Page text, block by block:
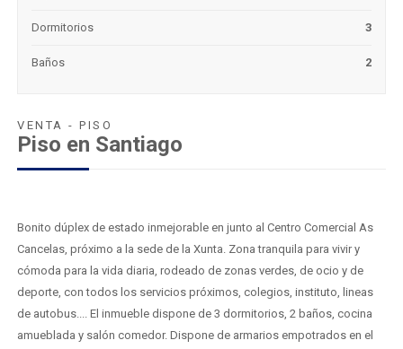
VENTA - PISO
Piso en Santiago
Bonito dúplex de estado inmejorable en junto al Centro Comercial As
Cancelas, próximo a la sede de la Xunta. Zona tranquila para vivir y
cómoda para la vida diaria, rodeado de zonas verdes, de ocio y de
deporte, con todos los servicios próximos, colegios, instituto, lineas
de autobus.... El inmueble dispone de 3 dormitorios, 2 baños, cocina
amueblada y salón comedor. Dispone de armarios empotrados en el
Dormitorios 3
Baños 2